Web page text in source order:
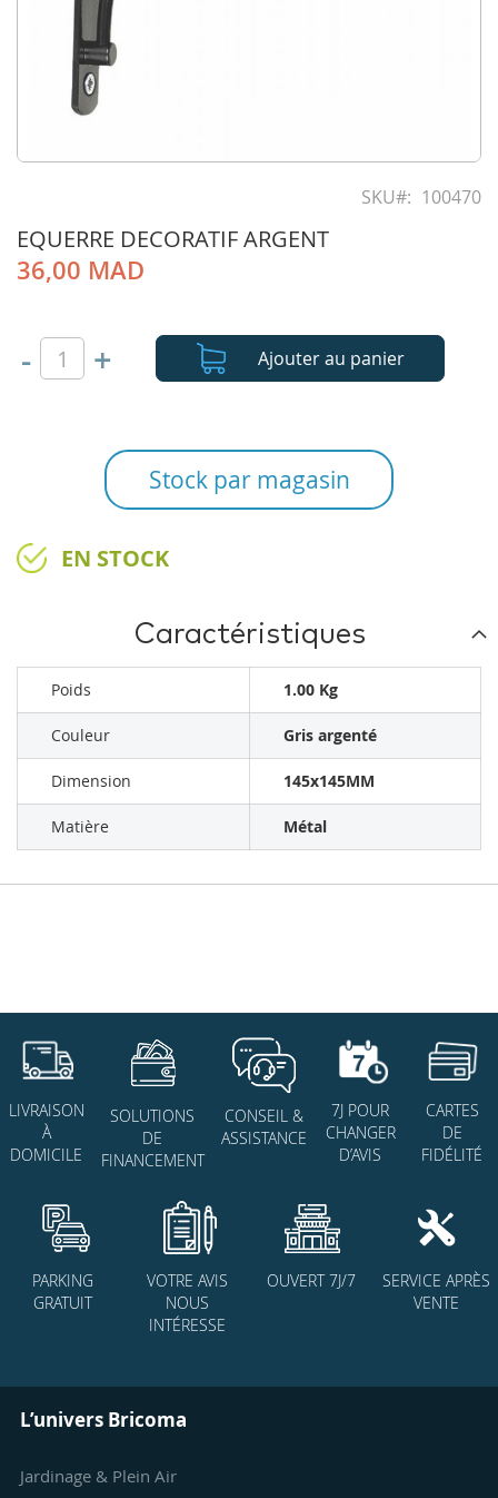
SKU 100470
EQUERRE DECORATIF ARGENT
36,00 MAD
- + Ajouter au panier
Stock par magasin
EN STOCK
beginning
of
the
Caractéristiques
Poids 1.00 Kg
Couleur Gris argenté
Dimension 145x145MM
Matière Métal
LIVRAISON
À
DOMICILE
SOLUTIONS
DE
FINANCEMENT
CONSEIL &
ASSISTANCE
7J POUR
CHANGER
D’AVIS
CARTES
DE
FIDÉLITÉ
PARKING
GRATUIT
VOTRE AVIS
NOUS
INTÉRESSE
OUVERT 7J/7
SERVICE APRÈS
VENTE
L’univers Bricoma
Jardinage & Plein Air